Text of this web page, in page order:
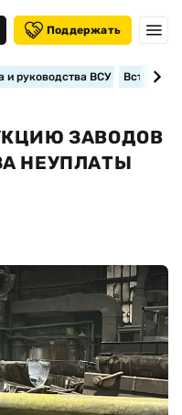
Поддержать
и руководства ВСУ
ЗАВОДОВ
НЕУПЛАТЫ